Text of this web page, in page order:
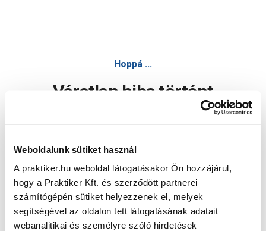
Weboldalunk sütiket használ
A praktiker.hu weboldal látogatásakor Ön hozzájárul,
hogy a Praktiker Kft. és szerződött partnerei
számítógépén sütiket helyezzenek el, melyek
segítségével az oldalon tett látogatásának adatait
webanalitikai és személyre szóló hirdetések
Hoppá ...
Váratlan hiba történt
Oldal újratöltése